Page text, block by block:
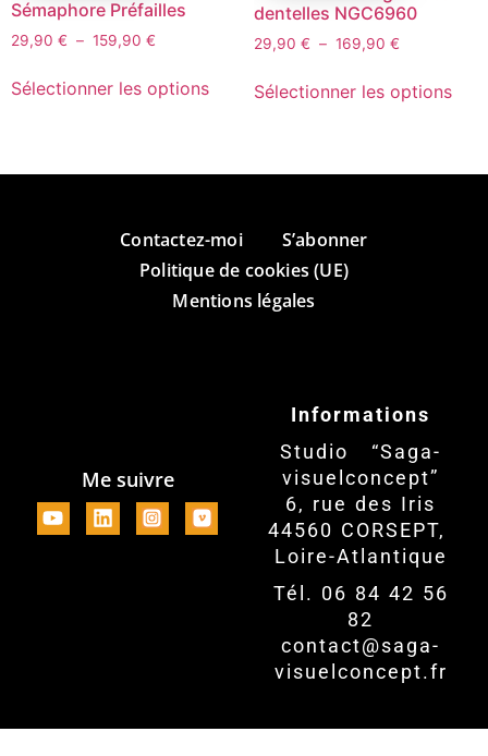
Sémaphore Préfailles
29,90 € – 159,90 €
Sélectionner les options
dentelles NGC6960
29,90 € – 169,90 €
Sélectionner les options
Contactez-moi
S’abonner
Politique de cookies (UE)
Mentions légales
Me suivre
Informations
Studio “Saga-
visuelconcept”
6, rue des Iris
44560 CORSEPT,
Loire-Atlantique
Tél. 06 84 42 56
82
contact@saga-
visuelconcept.fr